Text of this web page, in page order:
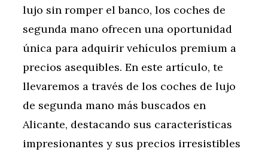
lujo sin romper el banco, los coches de
segunda mano ofrecen una oportunidad
única para adquirir vehículos premium a
precios asequibles. En este artículo, te
llevaremos a través de los coches de lujo
de segunda mano más buscados en
Alicante, destacando sus características
impresionantes y sus precios irresistibles